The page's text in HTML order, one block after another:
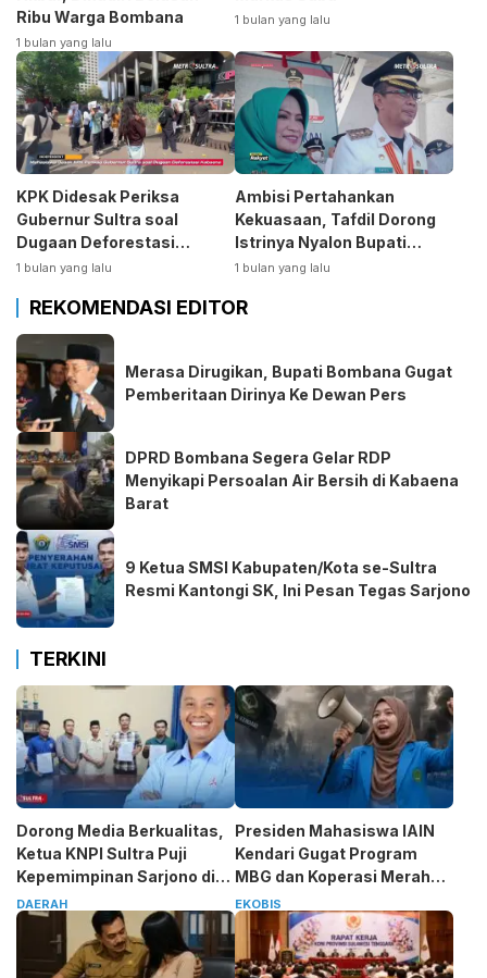
Ribu Warga Bombana
1 bulan yang lalu
1 bulan yang lalu
KPK Didesak Periksa
Gubernur Sultra soal
Dugaan Deforestasi
Kabaen
1 bulan yang lalu
Ambisi Pertahankan
Kekuasaan, Tafdil Dorong
Istrinya Nyalon Bupati
Bombana
1 bulan yang lalu
REKOMENDASI EDITOR
Merasa Dirugikan, Bupati Bombana Gugat
Pemberitaan Dirinya Ke Dewan Pers
DPRD Bombana Segera Gelar RDP
Menyikapi Persoalan Air Bersih di Kabaena
Barat
9 Ketua SMSI Kabupaten/Kota se-Sultra
Resmi Kantongi SK, Ini Pesan Tegas Sarjono
TERKINI
Dorong Media Berkualitas,
Ketua KNPI Sultra Puji
Kepemimpinan Sarjono di
SMSI
DAERAH
Presiden Mahasiswa IAIN
Kendari Gugat Program
MBG dan Koperasi Merah
Putih
EKOBIS